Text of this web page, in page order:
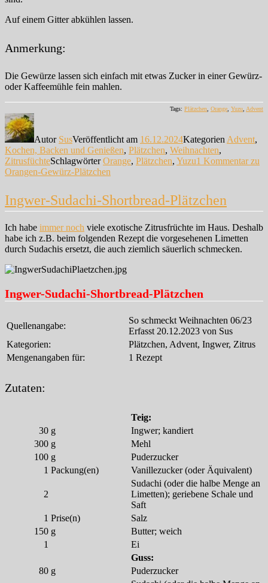
Auf einem Gitter abkühlen lassen.
Anmerkung:
Die Gewürze lassen sich einfach mit etwas Zucker in einer Gewürz-
oder Kaffeemühle fein mahlen.
Tags: Plätzchen Orange Yuzu Advent
Autor SusVeröffentlicht am 16.12.2024Kategorien Advent,
Kochen, Backen und Genießen, Plätzchen, Weihnachten,
ZitrusfüchteSchlagwörterOrange, Plätzchen, Yuzu1 Kommentarzu
Orangen-Gewürz-Plätzchen
Ingwer-Sudachi-Shortbread-Plätzchen
Ich habe immer noch viele exotische Zitrusfrüchte im Haus. Deshalb
habe ich z.B. beim folgenden Rezept die vorgesehenen Limetten
durch Sudachis ersetzt, die auch ziemlich säuerlich schmecken.
Ingwer-Sudachi-Shortbread-Plätzchen
Quellenangabe:
So schmeckt Weihnachten 06/23
Erfasst 20.12.2023 von Sus
Kategorien:
Plätzchen, Advent, Ingwer, Zitrus
Mengenangaben für:
1 Rezept
Zutaten:
Teig:
30 g
Ingwer; kandiert
300 g
Mehl
100 g
Puderzucker
1 Packung(en) Vanillezucker (oder Äquivalent)
2
Sudachi (oder die halbe Menge an
Limetten); geriebene Schale und
Saft
1 Prise(n)
Salz
150 g
Butter; weich
1
Ei
Guss:
80 g Puderzucker